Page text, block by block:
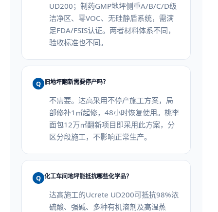
UD200；制药GMP地坪侧重A/B/C/D级
洁净区、零VOC、无硅静盾系统，需满
足FDA/FSIS认证。两者材料体系不同，
验收标准也不同。
Q 旧地坪翻新需要停产吗？
不需要。达高采用不停产施工方案，局
部修补1㎡起修，48小时恢复使用。桃李
面包12万㎡翻新项目即采用此方案，分
区分段施工，不影响正常生产。
Q 化工车间地坪能抵抗哪些化学品？
达高施工的Ucrete UD200可抵抗98%浓
硫酸、强碱、多种有机溶剂及高温蒸